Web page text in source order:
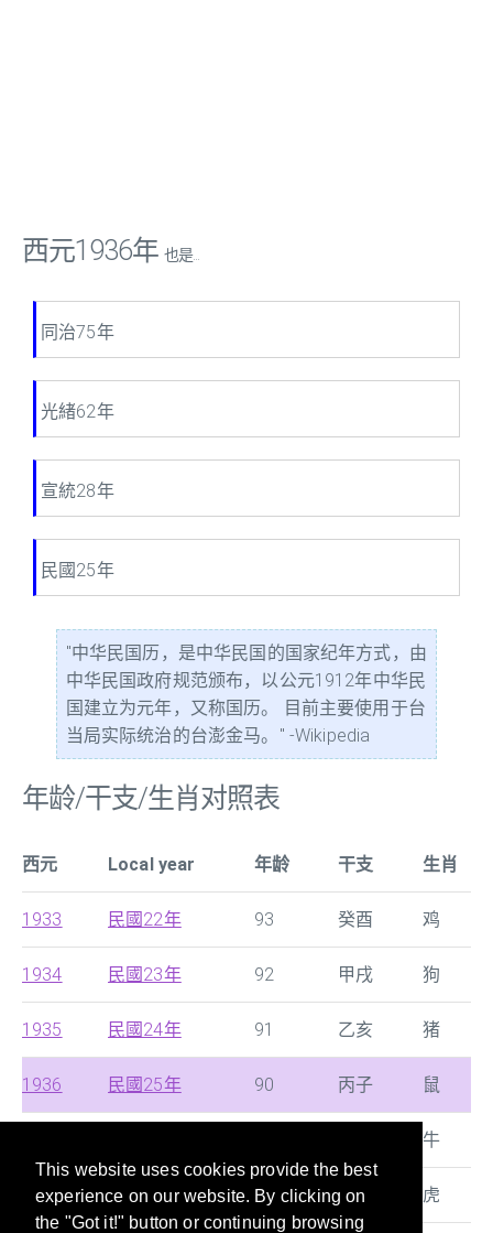
This website uses cookies provide the best
experience on our website. By clicking on
the "Got it!" button or continuing browsing
西元1936年 也是...
同治75年
光緒62年
宣統28年
民國25年
"中华民国历，是中华民国的国家纪年方式，由
中华民国政府规范颁布，以公元1912年中华民
国建立为元年，又称国历。 目前主要使用于台
当局实际统治的台澎金马。" -Wikipedia
年龄/干支/生肖对照表
西元 Local year 年龄 干支 生肖
1933 民國22年 93 癸酉 鸡
1934 民國23年 92 甲戌 狗
1935 民國24年 91 乙亥 猪
1936 民國25年 90 丙子 鼠
牛
1938 民國27年 88 戊寅 虎